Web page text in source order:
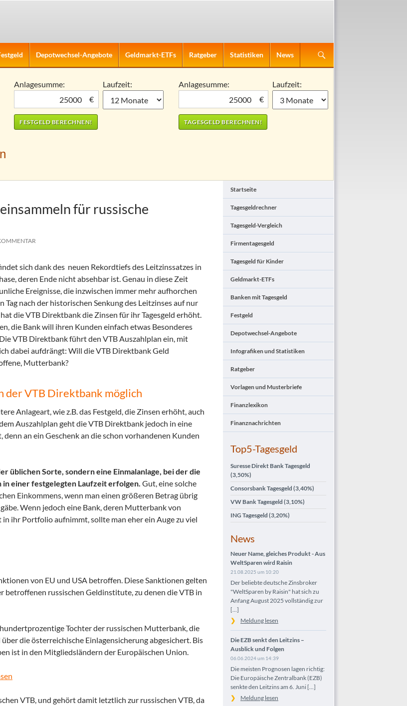
Depotwechsel-Angebote Geldmarkt-ETFs Ratgeber Statistiken News
Anlagesumme:
€
Laufzeit:
Anlagesumme:
€
Laufzeit:
für russische
sich dank des neuen Rekordtiefs des Leitzinssatzes in
deren Ende nicht absehbar ist. Genau in diese Zeit
Ereignisse, die inzwischen immer mehr aufhorchen
Tag nach der historischen Senkung des Leitzinses auf nur
die VTB Direktbank die Zinsen für ihr Tagesgeld erhöht.
die Bank will ihren Kunden einfach etwas Besonderes
VTB Direktbank führt den VTB Auszahlplan ein, mit
dabei aufdrängt: Will die VTB Direktbank Geld
Mutterbank?
der VTB Direktbank möglich
Anlageart, wie z.B. das Festgeld, die Zinsen erhöht, auch
Auszahlplan geht die VTB Direktbank jedoch in eine
an ein Geschenk an die schon vorhandenen Kunden
üblichen Sorte, sondern eine Einmalanlage, bei der die
in einer festgelegten Laufzeit erfolgen. Gut, eine solche
Einkommens, wenn man einen größeren Betrag übrig
Wenn jedoch eine Bank, deren Mutterbank von
ihr Portfolio aufnimmt, sollte man eher ein Auge zu viel
von EU und USA betroffen. Diese Sanktionen gelten
betroffenen russischen Geldinstitute, zu denen die VTB in
Tochter der russischen Mutterbank, die
die österreichische Einlagensicherung abgesichert. Bis
ist in den Mitgliedsländern der Europäischen Union.
VTB, und gehört damit letztlich zur russischen VTB, da
Startseite
Tagesgeldrechner
Tagesgeld-Vergleich
Firmentagesgeld
Tagesgeld für Kinder
Geldmarkt-ETFs
Banken mit Tagesgeld
Festgeld
Depotwechsel-Angebote
Infografiken und Statistiken
Ratgeber
Vorlagen und Musterbriefe
Finanzlexikon
Finanznachrichten
Top5-Tagesgeld
Suresse Direkt Bank Tagesgeld
(3,50%)
Consorsbank Tagesgeld (3,40%)
VW Bank Tagesgeld (3,10%)
ING Tagesgeld (3,20%)
News
Neuer Name, gleiches Produkt - Aus
WeltSparen wird Raisin
21.08.2025 um 10:20
Der beliebte deutsche Zinsbroker
"WeltSparen by Raisin" hat sich zu
Anfang August 2025 vollständig zur
[...]
Meldung lesen
Die EZB senkt den Leitzins –
Ausblick und Folgen
06.06.2024 um 14:39
Die meisten Prognosen lagen richtig:
Die Europäische Zentralbank (EZB)
senkte den Leitzins am 6. Juni [...]
Meldung lesen